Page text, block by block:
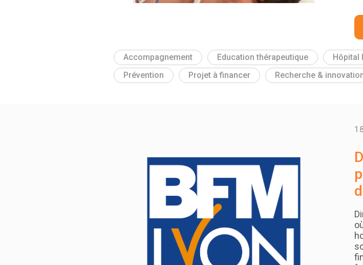
Accompagnement Education thérapeutique Hôpital
Prévention
Projet à financer Recherche &